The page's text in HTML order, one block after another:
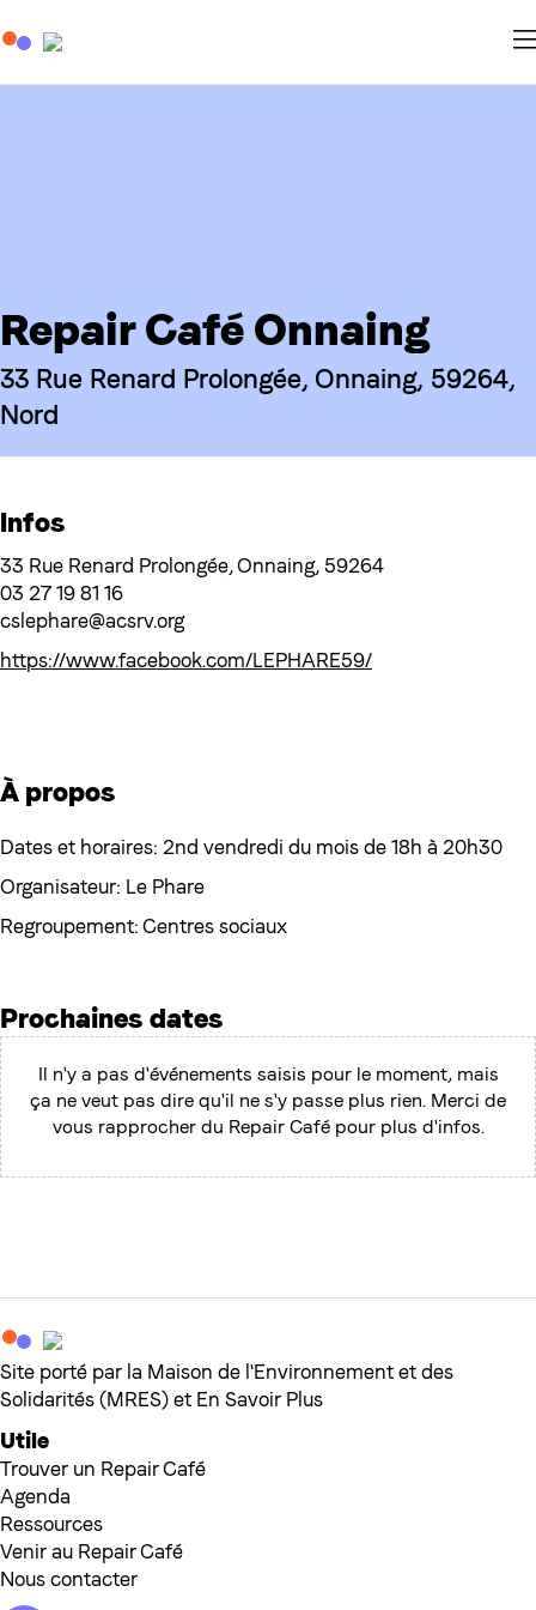
Repair Café Onnaing
33 Rue Renard Prolongée, Onnaing, 59264,
Nord
Infos
33 Rue Renard Prolongée, Onnaing, 59264
03 27 19 81 16
cslephare@acsrv.org
https://www.facebook.com/LEPHARE59/
À propos
Dates et horaires: 2nd vendredi du mois de 18h à 20h30
Organisateur: Le Phare
Regroupement: Centres sociaux
Prochaines dates
Il n'y a pas d'événements saisis pour le moment, mais
ça ne veut pas dire qu'il ne s'y passe plus rien. Merci de
vous rapprocher du Repair Café pour plus d'infos.
Site porté par la Maison de l'Environnement et des
Solidarités (MRES) et En Savoir Plus
Utile
Trouver un Repair Café
Agenda
Ressources
Venir au Repair Café
Nous contacter